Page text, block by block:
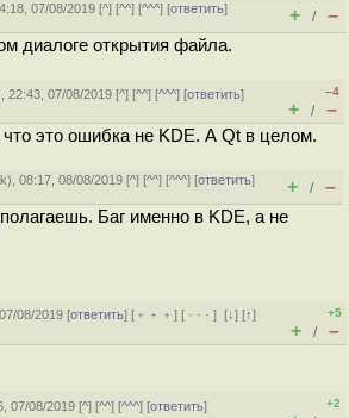
07/08/2019 [^] [^^] [^^^] [ответить]
+ / –
диалоге открытия файла.
22:43, 07/08/2019 [^] [^^] [^^^] [ответить]
–4
+ / –
это ошибка не KDE. А Qt в целом.
), 08:17, 08/08/2019 [^] [^^] [^^^] [ответить]
+ / –
Баг именно в KDE, а не
08/2019 [ответить] [ ﹢﹢﹢] [ · · ·][↓] [↑]
+5
+ / –
07/08/2019 [^] [^^] [^^^] [ответить]
+2